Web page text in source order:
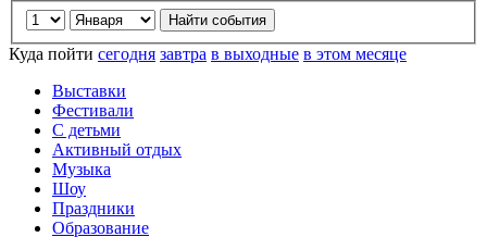
Куда пойти сегодня завтра в выходные в этом месяце
Выставки
Фестивали
С детьми
Активный отдых
Музыка
Шоу
Праздники
Образование